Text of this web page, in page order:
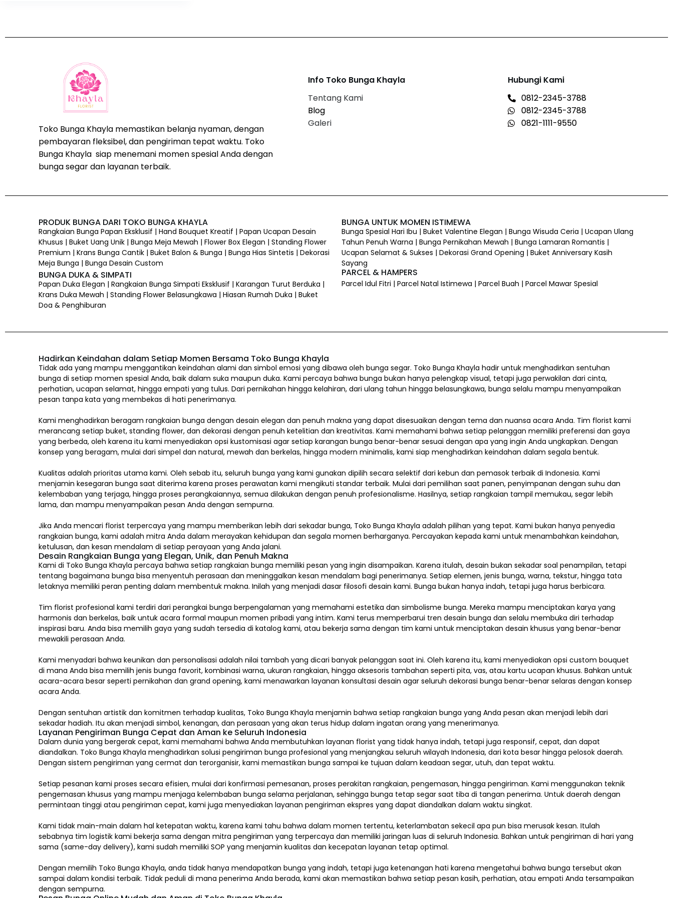
Toko Bunga Khayla memastikan belanja nyaman, dengan
pembayaran fleksibel, dan pengiriman tepat waktu. Toko
Bunga Khayla siap menemani momen spesial Anda dengan
bunga segar dan layanan terbaik.
Info Toko Bunga Khayla
Tentang Kami
Blog
Galeri
Hubungi Kami
0812-2345-3788
0812-2345-3788
0821-1111-9550
PRODUK BUNGA DARI TOKO BUNGA KHAYLA
Rangkaian Bunga Papan Eksklusif | Hand Bouquet Kreatif | Papan Ucapan Desain
Khusus | Buket Uang Unik | Bunga Meja Mewah | Flower Box Elegan | Standing Flower
Premium | Krans Bunga Cantik | Buket Balon & Bunga | Bunga Hias Sintetis | Dekorasi
Meja Bunga | Bunga Desain Custom
BUNGA DUKA & SIMPATI
Papan Duka Elegan | Rangkaian Bunga Simpati Eksklusif | Karangan Turut Berduka |
Krans Duka Mewah | Standing Flower Belasungkawa | Hiasan Rumah Duka | Buket
Doa & Penghiburan
BUNGA UNTUK MOMEN ISTIMEWA
Bunga Spesial Hari Ibu | Buket Valentine Elegan | Bunga Wisuda Ceria | Ucapan Ulang
Tahun Penuh Warna | Bunga Pernikahan Mewah | Bunga Lamaran Romantis |
Ucapan Selamat & Sukses | Dekorasi Grand Opening | Buket Anniversary Kasih
Sayang
PARCEL & HAMPERS
Parcel Idul Fitri | Parcel Natal Istimewa | Parcel Buah | Parcel Mawar Spesial
Hadirkan Keindahan dalam Setiap Momen Bersama Toko Bunga Khayla
Tidak ada yang mampu menggantikan keindahan alami dan simbol emosi yang dibawa oleh bunga segar. Toko Bunga Khayla hadir untuk menghadirkan sentuhan
bunga di setiap momen spesial Anda, baik dalam suka maupun duka. Kami percaya bahwa bunga bukan hanya pelengkap visual, tetapi juga perwakilan dari cinta,
perhatian, ucapan selamat, hingga empati yang tulus. Dari pernikahan hingga kelahiran, dari ulang tahun hingga belasungkawa, bunga selalu mampu menyampaikan
pesan tanpa kata yang membekas di hati penerimanya.
Kami menghadirkan beragam rangkaian bunga dengan desain elegan dan penuh makna yang dapat disesuaikan dengan tema dan nuansa acara Anda. Tim florist kami
merancang setiap buket, standing flower, dan dekorasi dengan penuh ketelitian dan kreativitas. Kami memahami bahwa setiap pelanggan memiliki preferensi dan gaya
yang berbeda, oleh karena itu kami menyediakan opsi kustomisasi agar setiap karangan bunga benar-benar sesuai dengan apa yang ingin Anda ungkapkan. Dengan
konsep yang beragam, mulai dari simpel dan natural, mewah dan berkelas, hingga modern minimalis, kami siap menghadirkan keindahan dalam segala bentuk.
Kualitas adalah prioritas utama kami. Oleh sebab itu, seluruh bunga yang kami gunakan dipilih secara selektif dari kebun dan pemasok terbaik di Indonesia. Kami
menjamin kesegaran bunga saat diterima karena proses perawatan kami mengikuti standar terbaik. Mulai dari pemilihan saat panen, penyimpanan dengan suhu dan
kelembaban yang terjaga, hingga proses perangkaiannya, semua dilakukan dengan penuh profesionalisme. Hasilnya, setiap rangkaian tampil memukau, segar lebih
lama, dan mampu menyampaikan pesan Anda dengan sempurna.
Jika Anda mencari florist terpercaya yang mampu memberikan lebih dari sekadar bunga, Toko Bunga Khayla adalah pilihan yang tepat. Kami bukan hanya penyedia
rangkaian bunga, kami adalah mitra Anda dalam merayakan kehidupan dan segala momen berharganya. Percayakan kepada kami untuk menambahkan keindahan,
ketulusan, dan kesan mendalam di setiap perayaan yang Anda jalani.
Desain Rangkaian Bunga yang Elegan, Unik, dan Penuh Makna
Kami di Toko Bunga Khayla percaya bahwa setiap rangkaian bunga memiliki pesan yang ingin disampaikan. Karena itulah, desain bukan sekadar soal penampilan, tetapi
tentang bagaimana bunga bisa menyentuh perasaan dan meninggalkan kesan mendalam bagi penerimanya. Setiap elemen,jenis bunga, warna, tekstur, hingga tata
letaknya memiliki peran penting dalam membentuk makna. Inilah yang menjadi dasar filosofi desain kami. Bunga bukan hanya indah, tetapi juga harus berbicara.
Tim florist profesional kami terdiri dari perangkai bunga berpengalaman yang memahami estetika dan simbolisme bunga. Mereka mampu menciptakan karya yang
harmonis dan berkelas, baik untuk acara formal maupun momen pribadi yang intim. Kami terus memperbarui tren desain bunga dan selalu membuka diri terhadap
inspirasi baru. Anda bisa memilih gaya yang sudah tersedia di katalog kami, atau bekerja sama dengan tim kami untuk menciptakan desain khusus yang benar-benar
mewakili perasaan Anda.
Kami menyadari bahwa keunikan danpersonalisasi adalah nilai tambah yang dicari banyak pelanggan saat ini. Oleh karena itu, kami menyediakan opsi custom bouquet
di mana Anda bisa memilih jenis bunga favorit, kombinasi warna, ukuran rangkaian, hingga aksesoris tambahan seperti pita, vas, atau kartu ucapan khusus. Bahkan untuk
acara-acara besar seperti pernikahan dan grand opening, kami menawarkan layanan konsultasi desain agar seluruh dekorasi bunga benar-benar selaras dengan konsep
acara Anda.
Dengan sentuhan artistik dan komitmen terhadap kualitas, Toko Bunga Khayla menjamin bahwa setiap rangkaian bunga yang Anda pesan akan menjadi lebih dari
sekadar hadiah. Itu akan menjadi simbol, kenangan, dan perasaan yang akan terus hidup dalam ingatan orang yang menerimanya.
Layanan Pengiriman Bunga Cepat dan Aman ke Seluruh Indonesia
Dalam dunia yang bergerak cepat, kami memahami bahwa Anda membutuhkan layanan florist yang tidak hanya indah, tetapi juga responsif, cepat, dan dapat
diandalkan. Toko Bunga Khayla menghadirkan solusi pengiriman bunga profesional yang menjangkau seluruh wilayah Indonesia, dari kota besar hingga pelosok daerah.
Dengan sistem pengiriman yang cermat dan terorganisir, kami memastikan bunga sampai ke tujuan dalam keadaan segar, utuh, dan tepat waktu.
Setiap pesanan kami proses secara efisien, mulai dari konfirmasi pemesanan, proses perakitan rangkaian, pengemasan, hingga pengiriman. Kami menggunakan teknik
pengemasan khusus yang mampu menjaga kelembaban bunga selama perjalanan, sehingga bunga tetap segar saat tiba di tangan penerima. Untuk daerah dengan
permintaan tinggi atau pengiriman cepat, kami juga menyediakan layanan pengiriman ekspres yang dapat diandalkan dalam waktu singkat.
Kami tidak main-main dalam hal ketepatan waktu, karena kami tahu bahwa dalam momen tertentu, keterlambatan sekecil apa pun bisa merusak kesan. Itulah
sebabnya tim logistik kami bekerja sama dengan mitra pengiriman yang terpercaya dan memiliki jaringan luas di seluruh Indonesia. Bahkan untuk pengiriman di hari yang
sama (same-day delivery), kami sudah memiliki SOP yang menjamin kualitas dan kecepatan layanan tetap optimal.
Dengan memilih Toko Bunga Khayla, anda tidak hanya mendapatkan bunga yang indah, tetapi juga ketenangan hati karena mengetahui bahwa bunga tersebut akan
sampai dalam kondisi terbaik. Tidak peduli di mana penerima Anda berada, kami akan memastikan bahwa setiap pesan kasih, perhatian, atau empati Anda tersampaikan
dengan sempurna.